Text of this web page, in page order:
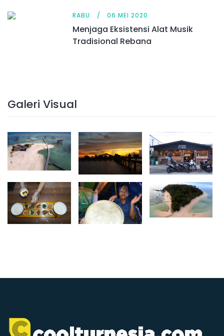
RABU 06 MEI 2020
Menjaga Eksistensi Alat Musik
Tradisional Rebana
Galeri Visual